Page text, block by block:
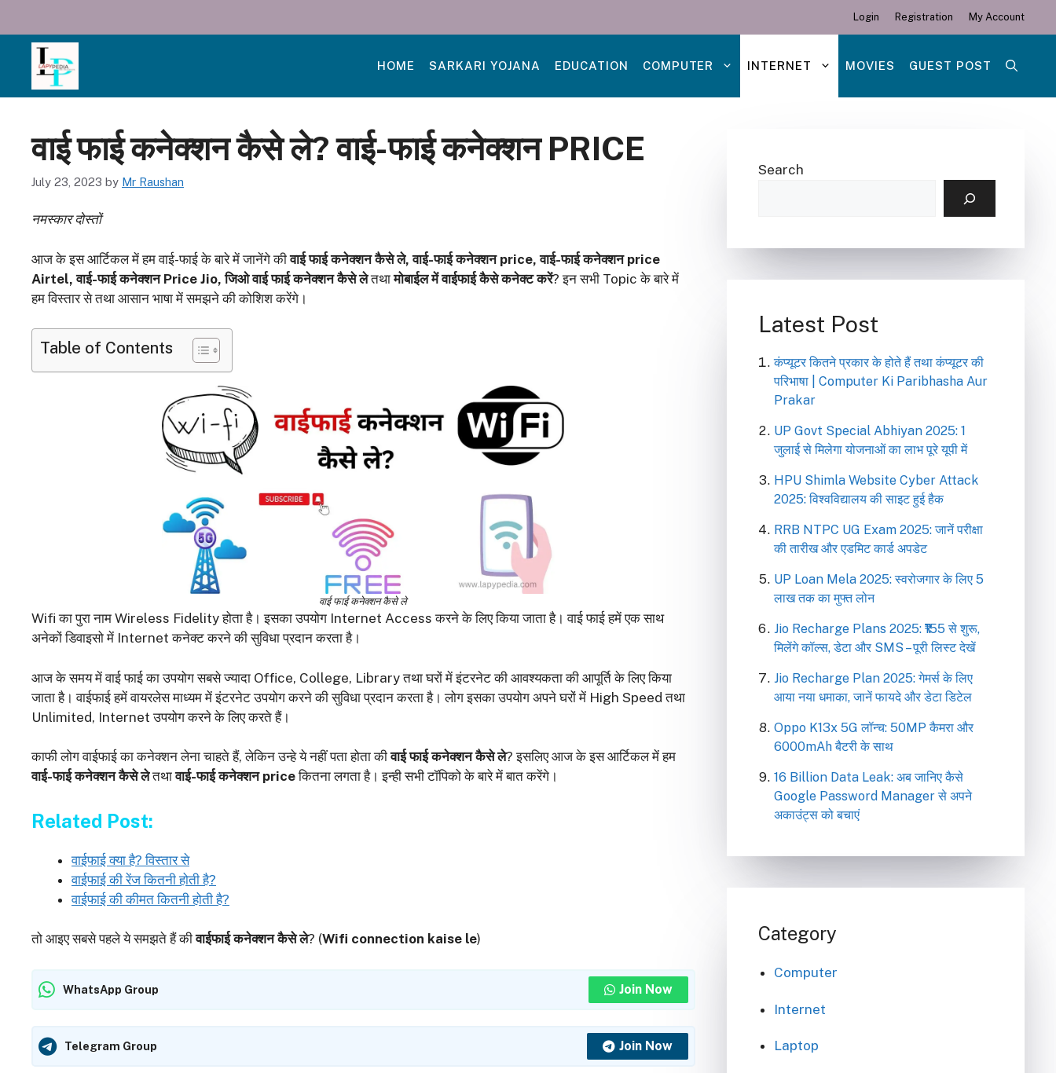
content
Login Registration My Account
HOME SARKARI YOJANA EDUCATION COMPUTER INTERNET MOVIES GUEST POST
वाई फाई कनेक्शन कैसे ले? वाई-फाई कनेक्शन PRICE
July 23, 2023 by Mr Raushan
नमस्कार दोस्तों
आज के इस आर्टिकल में हम वाई-फाई के बारे में जानेंगे कीवाई फाई कनेक्शन कैसे ले, वाई-फाई कनेक्शन price, वाई-फाई कनेक्शन price
Airtel, वाई-फाई कनेक्शन Price Jio, जिओ वाई फाई कनेक्शन कैसे लेतथामोबाईल में वाईफाई कैसे कनेक्ट करें? इन सभी Topic के बारे में
हम विस्तार से तथा आसान भाषा में समझने की कोशिश करेंगे।
Table of Contents
वाई फाई कनेक्शन कैसे ले
Wifi का पुरा नाम Wireless Fidelity होता है। इसका उपयोग Internet Access करने के लिए किया जाता है। वाई फाई हमें एक साथ
अनेकों डिवाइसो में Internet कनेक्ट करने की सुविधा प्रदान करता है।
आज के समय में वाई फाई का उपयोग सबसे ज्यादा Office, College, Library तथा घरों में इंटरनेट की आवश्यकता की आपूर्ति के लिए किया
जाता है। वाईफाई हमें वायरलेस माध्यम में इंटरनेट उपयोग करने की सुविधा प्रदान करता है। लोग इसका उपयोग अपने घरों में High Speed तथा
Unlimited, Internet उपयोग करने के लिए करते हैं।
काफी लोग वाईफाई का कनेक्शन लेना चाहते हैं, लेकिन उन्हे ये नहीं पता होता कीवाई फाई कनेक्शन कैसे ले? इसलिए आज के इस आर्टिकल में हम
वाई-फाई कनेक्शन कैसे लेतथावाई-फाई कनेक्शन priceकितना लगता है। इन्ही सभी टॉपिको के बारे में बात करेंगे।
Related Post:
वाईफाई क्या है? विस्तार से
वाईफाई की रेंज कितनी होती है?
वाईफाई की कीमत कितनी होती है?
तो आइए सबसे पहले ये समझते हैं कीवाईफाई कनेक्शन कैसे ले? (Wifi connection kaise le)
WhatsApp Group Join Now
Telegram Group Join Now
Search
Latest Post
कंप्यूटर कितने प्रकार के होते हैं तथा कंप्यूटर की
परिभाषा | Computer Ki Paribhasha Aur
Prakar
UP Govt Special Abhiyan 2025: 1
जुलाई से मिलेगा योजनाओं का लाभ पूरे यूपी में
HPU Shimla Website Cyber Attack
2025: विश्वविद्यालय की साइट हुई हैक
RRB NTPC UG Exam 2025: जानें परीक्षा
की तारीख और एडमिट कार्ड अपडेट
UP Loan Mela 2025: स्वरोजगार के लिए 5
लाख तक का मुफ्त लोन
Jio Recharge Plans 2025: ₹155 से शुरू,
मिलेंगे कॉल्स, डेटा और SMS – पूरी लिस्ट देखें
Jio Recharge Plan 2025: गेमर्स के लिए
आया नया धमाका, जानें फायदे और डेटा डिटेल
Oppo K13x 5G लॉन्च: 50MP कैमरा और
6000mAh बैटरी के साथ
16 Billion Data Leak: अब जानिए कैसे
Google Password Manager से अपने
अकाउंट्स को बचाएं
Category
Computer
Internet
Laptop